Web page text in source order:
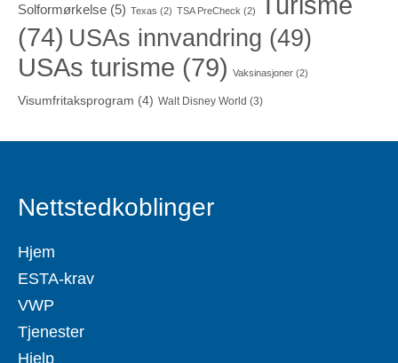
Solformørkelse (5) Texas (2) TSA PreCheck (2)
(74) USAs innvandring (49)
USAs turisme (79) Vaksinasjoner (2)
Visumfritaksprogram (4) Walt Disney World (3)
Nettstedkoblinger
Hjem
ESTA-krav
VWP
Tjenester
Hjelp